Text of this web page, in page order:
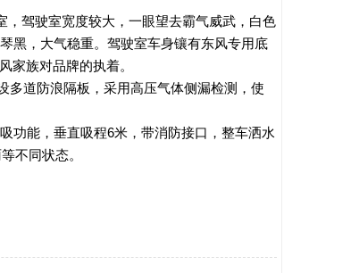
，驾驶室宽度较大，一眼望去霸气威武，白色
黑，大气稳重。驾驶室车身镶有东风专用底
家族对品牌的执着。
多道防浪隔板，采用高压气体侧漏检测，使
功能，垂直吸程6米，带消防接口，整车洒水
不同状态。